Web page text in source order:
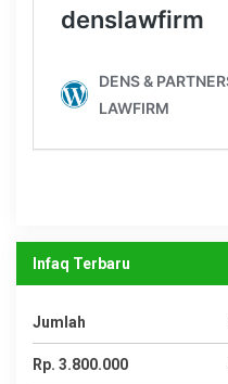
Infaq Terbaru
Jumlah
Rp. 3.800.000